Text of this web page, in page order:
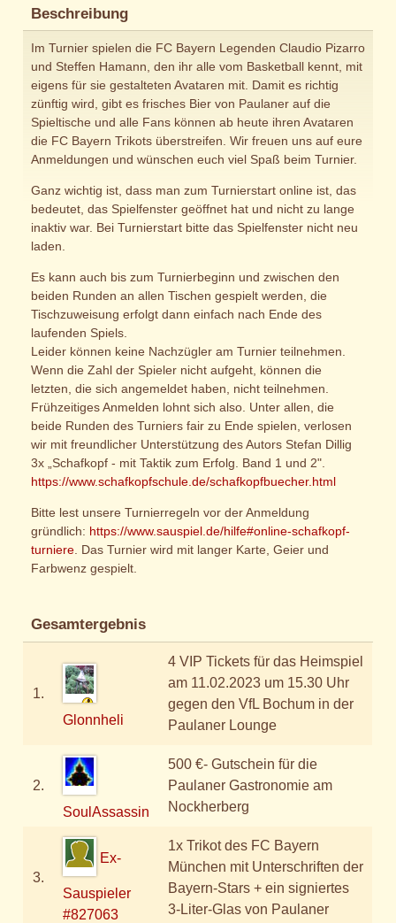
Beschreibung
Im Turnier spielen die FC Bayern Legenden Claudio Pizarro
und Steffen Hamann, den ihr alle vom Basketball kennt, mit
eigens für sie gestalteten Avataren mit. Damit es richtig
zünftig wird, gibt es frisches Bier von Paulaner auf die
Spieltische und alle Fans können ab heute ihren Avataren
die FC Bayern Trikots überstreifen. Wir freuen uns auf eure
Anmeldungen und wünschen euch viel Spaß beim Turnier.
Ganz wichtig ist, dass man zum Turnierstart online ist, das
bedeutet, das Spielfenster geöffnet hat und nicht zu lange
inaktiv war. Bei Turnierstart bitte das Spielfenster nicht neu
laden.
Es kann auch bis zum Turnierbeginn und zwischen den
beiden Runden an allen Tischen gespielt werden, die
Tischzuweisung erfolgt dann einfach nach Ende des
laufenden Spiels.
Leider können keine Nachzügler am Turnier teilnehmen.
Wenn die Zahl der Spieler nicht aufgeht, können die
letzten, die sich angemeldet haben, nicht teilnehmen.
Frühzeitiges Anmelden lohnt sich also. Unter allen, die
beide Runden des Turniers fair zu Ende spielen, verlosen
wir mit freundlicher Unterstützung des Autors Stefan Dillig
3x „Schafkopf - mit Taktik zum Erfolg. Band 1 und 2".
https://www.schafkopfschule.de/schafkopfbuecher.html
Bitte lest unsere Turnierregeln vor der Anmeldung
gründlich: https://www.sauspiel.de/hilfe#online-schafkopf-
turniere . Das Turnier wird mit langer Karte, Geier und
Farbwenz gespielt.
Gesamtergebnis
1.
Glonnheli
4 VIP Tickets für das Heimspiel
am 11.02.2023 um 15.30 Uhr
gegen den VfL Bochum in der
Paulaner Lounge
2.
SoulAssassin
500 €- Gutschein für die
Paulaner Gastronomie am
Nockherberg
3.
Ex-
Sauspieler
#827063
1x Trikot des FC Bayern
München mit Unterschriften der
Bayern-Stars + ein signiertes
3-Liter-Glas von Paulaner